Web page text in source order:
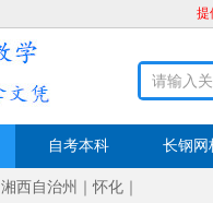
提
自考本科 长钢网
湘西自治州 ｜怀化